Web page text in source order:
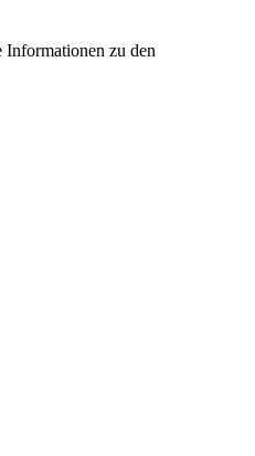
Informationen zu den